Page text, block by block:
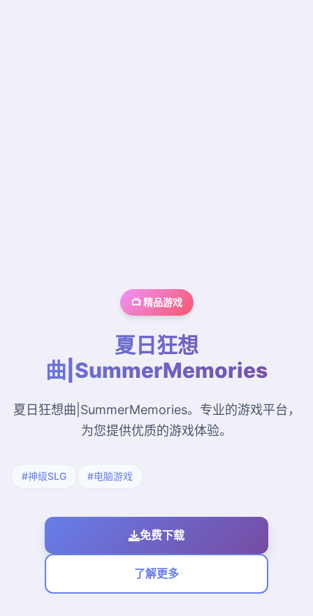
📺 精品游戏
夏日狂想
曲|SummerMemories
夏日狂想曲|SummerMemories。专业的游戏平台，
为您提供优质的游戏体验。
#神级SLG #电脑游戏
免费下载
了解更多